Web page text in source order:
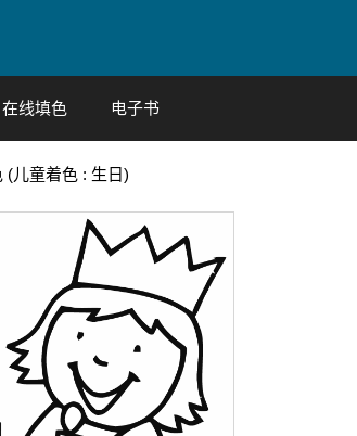
在线填色 电子书
(儿童着色 : 生日)